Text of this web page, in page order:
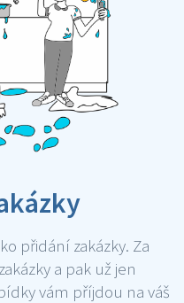
přidání zakázky. Za
a pak už jen
vám příjdou na váš